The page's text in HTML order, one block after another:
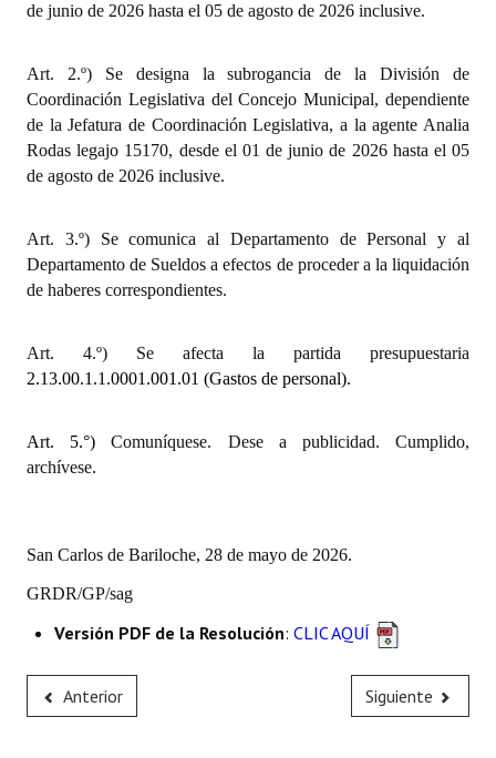
Registros y Distinciones
Datos Históricos
Premio al Mérito - Registro
Mujeres que Dejaron Huellas - Registro
Periodistas Decanos - Registro
Ciudadano Ilustre - Registro
Huéspedes de Honor - Registro
Entrega de distinciones
REFORMA DE LA CARTA ORGÁNICA
de junio de 2026 hasta el 05 de agosto de 2026 inclusive.
Art. 2.º) Se designa la subrogancia de la División de
Coordinación Legislativa del Concejo Municipal, dependiente
de la Jefatura de Coordinación Legislativa, a la agente Analia
Rodas legajo 15170, desde el 01 de junio de 2026 hasta el 05
de agosto de 2026 inclusive.
Art. 3.º) Se comunica al Departamento de Personal y al
Departamento de Sueldos a efectos de proceder a la liquidación
de haberes correspondientes.
Art. 4.º) Se afecta la partida presupuestaria
2.13.00.1.1.0001.001.01 (Gastos de personal).
Art. 5.°) Comuníquese. Dese a publicidad. Cumplido,
archívese.
San Carlos de Bariloche, 28 de mayo de 2026.
GRDR/GP/sag
Versión PDF de la Resolución: CLIC AQUÍ
Anterior Siguiente